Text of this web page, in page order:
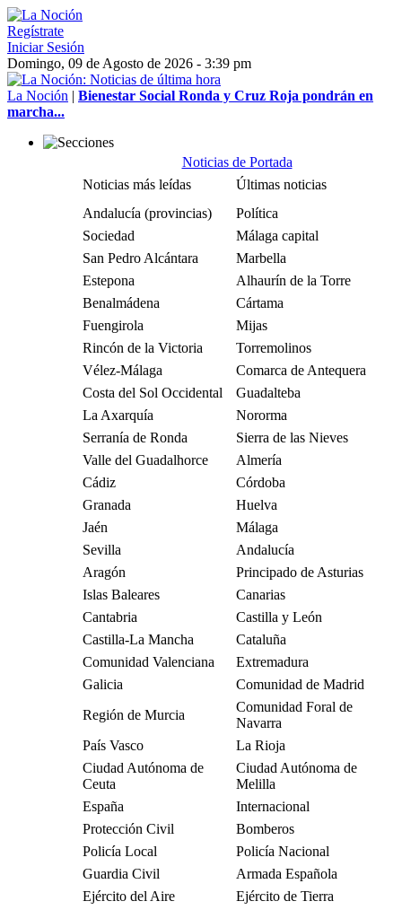
Regístrate
Iniciar Sesión
Domingo, 09 de Agosto de 2026 - 3:39 pm
La Noción | Bienestar Social Ronda y Cruz Roja pondrán en
marcha...
Noticias de Portada
Noticias más leídas
Últimas noticias
Andalucía (provincias)
Política
Sociedad
Málaga capital
San Pedro Alcántara
Marbella
Estepona
Alhaurín de la Torre
Benalmádena
Cártama
Fuengirola
Mijas
Rincón de la Victoria
Torremolinos
Vélez-Málaga
Comarca de Antequera
Costa del Sol Occidental
Guadalteba
La Axarquía
Nororma
Serranía de Ronda
Sierra de las Nieves
Valle del Guadalhorce
Almería
Cádiz
Córdoba
Granada
Huelva
Jaén
Málaga
Sevilla
Andalucía
Aragón
Principado de Asturias
Islas Baleares
Canarias
Cantabria
Castilla y León
Castilla-La Mancha
Cataluña
Comunidad Valenciana
Extremadura
Galicia
Comunidad de Madrid
Región de Murcia
Comunidad Foral de
Navarra
País Vasco
La Rioja
Ciudad Autónoma de
Ceuta
Ciudad Autónoma de
Melilla
España
Internacional
Protección Civil
Bomberos
Policía Local
Policía Nacional
Guardia Civil
Armada Española
Ejército del Aire
Ejército de Tierra